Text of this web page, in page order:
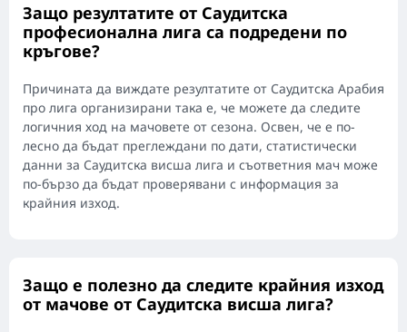
Защо резултатите от Саудитска
професионална лига са подредени по
кръгове?
Причината да виждате резултатите от Саудитска Арабия
про лига организирани така е, че можете да следите
логичния ход на мачовете от сезона. Освен, че е по-
лесно да бъдат преглеждани по дати, статистически
данни за Саудитска висша лига и съответния мач може
по-бързо да бъдат проверявани с информация за
крайния изход.
Защо е полезно да следите крайния изход
от мачове от Саудитска висша лига?